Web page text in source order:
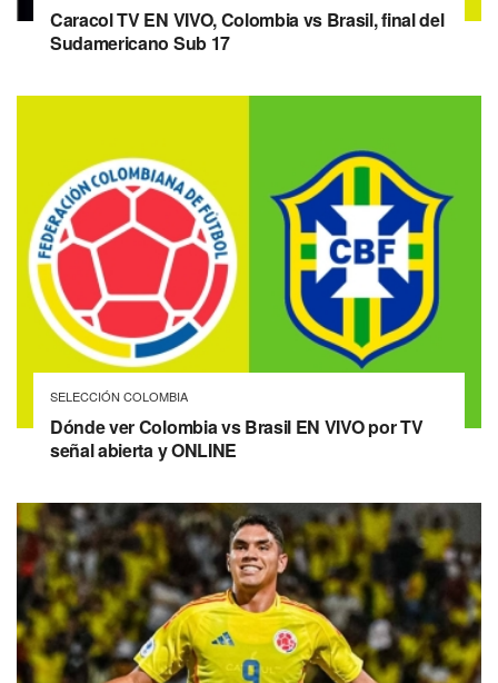
Caracol TV EN VIVO, Colombia vs Brasil, final del
Sudamericano Sub 17
SELECCIÓN COLOMBIA
Dónde ver Colombia vs Brasil EN VIVO por TV
señal abierta y ONLINE